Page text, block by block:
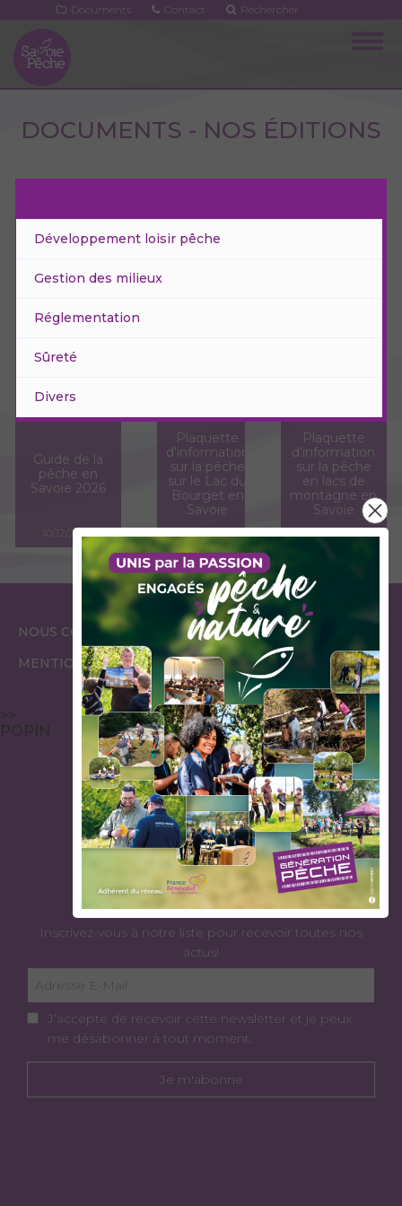
contenu
principal
Documents Contact Rechercher
>>
POPIN
DOCUMENTS - NOS ÉDITIONS
Développement loisir pêche
Gestion des milieux
Réglementation
Sûreté
Divers
Guide de la
pêche en
Savoie 2026
10/12/2025
Plaquette
d'information
sur la pêche
sur le Lac du
Bourget en
Savoie
Plaquette
d'information
sur la pêche
en lacs de
montagne en
Savoie
NOUS CONTACTER
MENTIONS LÉGALES
ESPACE
GARDES PÊCHE
ÉLUS
ABONNEZ-VOUS À NOTRE
NEWSLETTER
Inscrivez-vous à notre liste pour recevoir toutes nos
actus!
J’accepte de recevoir cette newsletter et je peux
me désabonner à tout moment.
Je m'abonne